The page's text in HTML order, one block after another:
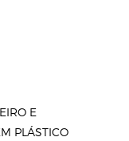
E
PLÁSTICO